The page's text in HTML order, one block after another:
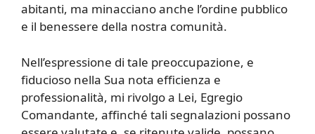
abitanti, ma minacciano anche l’ordine pubblico
e il benessere della nostra comunità.
Nell’espressione di tale preoccupazione, e
fiducioso nella Sua nota efficienza e
professionalità, mi rivolgo a Lei, Egregio
Comandante, affinché tali segnalazioni possano